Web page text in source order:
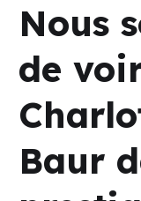
Nous
de
Baur